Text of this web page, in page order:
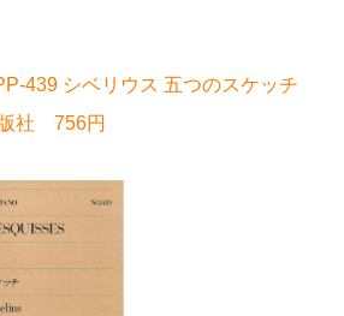
439 シベリウス 五つのスケッチ
社 756円